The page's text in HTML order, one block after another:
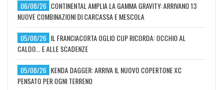
06/08/26 CONTINENTAL AMPLIA LA GAMMA GRAVITY: ARRIVANO 13
NUOVE COMBINAZIONI DI CARCASSA E MESCOLA
05/08/26 IL FRANCIACORTA OGLIO CUP RICORDA: OCCHIO AL
CALDO... E ALLE SCADENZE
05/08/26 KENDA DAGGER: ARRIVA IL NUOVO COPERTONE XC
PENSATO PER OGNI TERRENO